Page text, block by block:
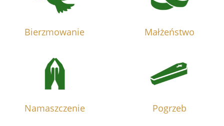
Bierzmowanie Małżeństwo
Namaszczenie Pogrzeb